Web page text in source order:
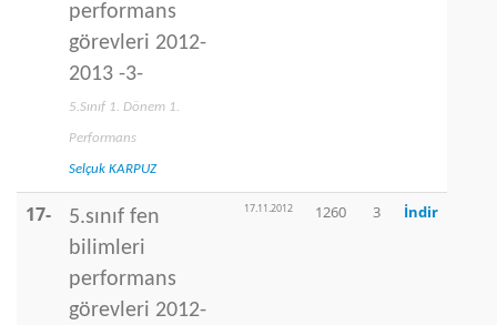
performans
görevleri 2012-
2013 -3-
5.Sınıf 1. Dönem 1.
Performans
Selçuk KARPUZ
17-
5.sınıf fen
bilimleri
performans
görevleri 2012-
17.11.2012 1260 3 İndir